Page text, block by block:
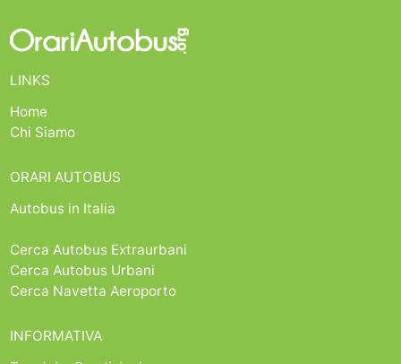
LINKS
Home
Chi Siamo
ORARI AUTOBUS
Autobus in Italia
Cerca Autobus Extraurbani
Cerca Autobus Urbani
Cerca Navetta Aeroporto
INFORMATIVA